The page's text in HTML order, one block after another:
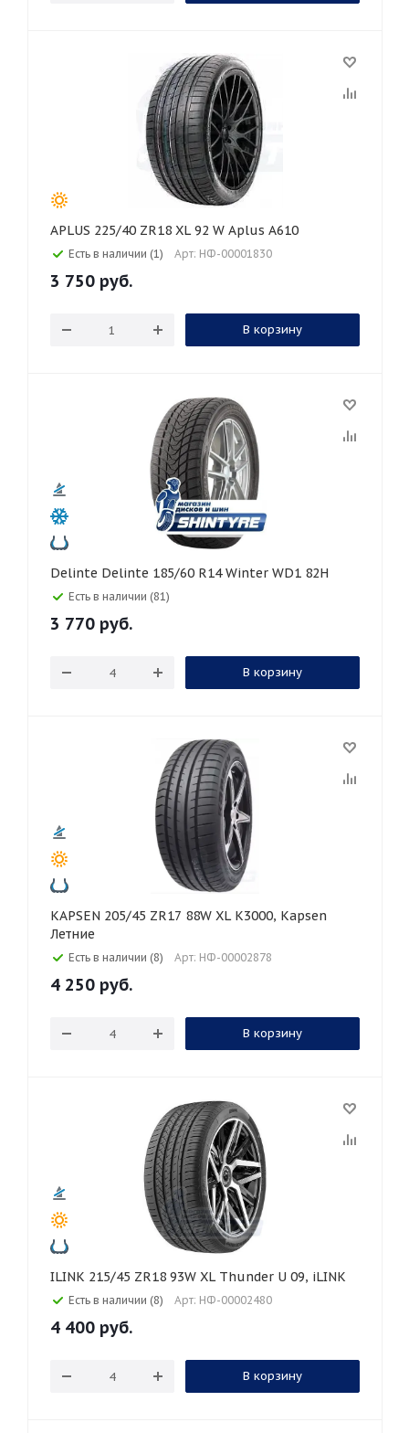
APLUS 225/40 ZR18 XL 92 W Aplus A610
Есть в наличии (1) Арт: НФ-00001830
3 750 руб.
В корзину
Delinte Delinte 185/60 R14 Winter WD1 82H
Есть в наличии (81)
3 770 руб.
В корзину
KAPSEN 205/45 ZR17 88W XL K3000, Kapsen
Летние
Есть в наличии (8) Арт: НФ-00002878
4 250 руб.
В корзину
ILINK 215/45 ZR18 93W XL Thunder U 09, iLINK
Есть в наличии (8) Арт: НФ-00002480
4 400 руб.
В корзину